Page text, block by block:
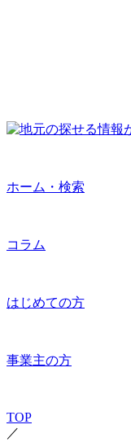
ホーム・検索
コラム
はじめての方
事業主の方
TOP
／